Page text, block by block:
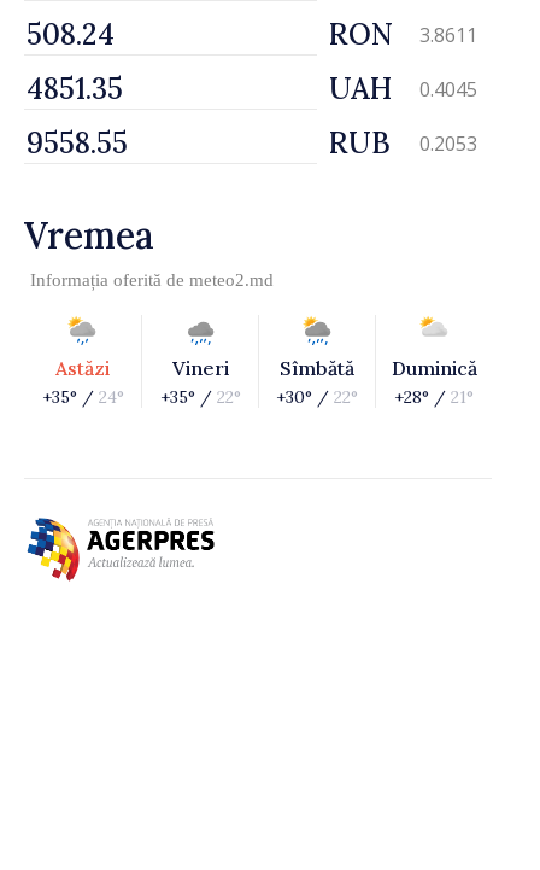
RON 3.8611
UAH 0.4045
RUB 0.2053
Vremea
Informația oferită de meteo2.md
Astăzi
+35° / 24°
Vineri
+35° / 22°
Sîmbătă
+30° / 22°
Duminică
+28° / 21°